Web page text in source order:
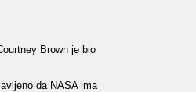
Brown je bio
da NASA ima